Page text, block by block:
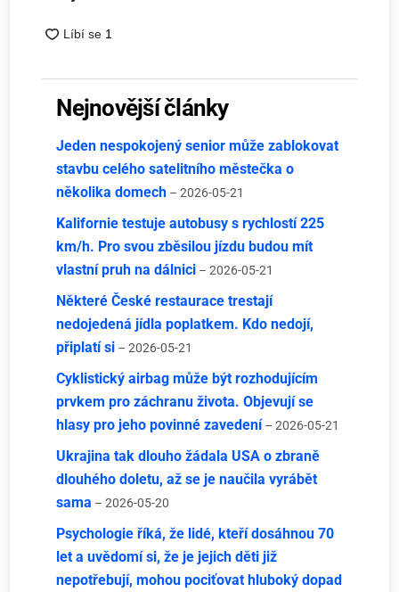
Nejnovější články
Jeden nespokojený senior může zablokovat
stavbu celého satelitního městečka o
několika domech – 2026-05-21
Kalifornie testuje autobusy s rychlostí 225
km/h. Pro svou zběsilou jízdu budou mít
vlastní pruh na dálnici – 2026-05-21
Některé České restaurace trestají
nedojedená jídla poplatkem. Kdo nedojí,
připlatí si – 2026-05-21
Cyklistický airbag může být rozhodujícím
prvkem pro záchranu života. Objevují se
hlasy pro jeho povinné zavedení – 2026-05-21
Ukrajina tak dlouho žádala USA o zbraně
dlouhého doletu, až se je naučila vyrábět
sama – 2026-05-20
Psychologie říká, že lidé, kteří dosáhnou 70
let a uvědomí si, že je jejich děti již
nepotřebují, mohou pociťovat hluboký dopad